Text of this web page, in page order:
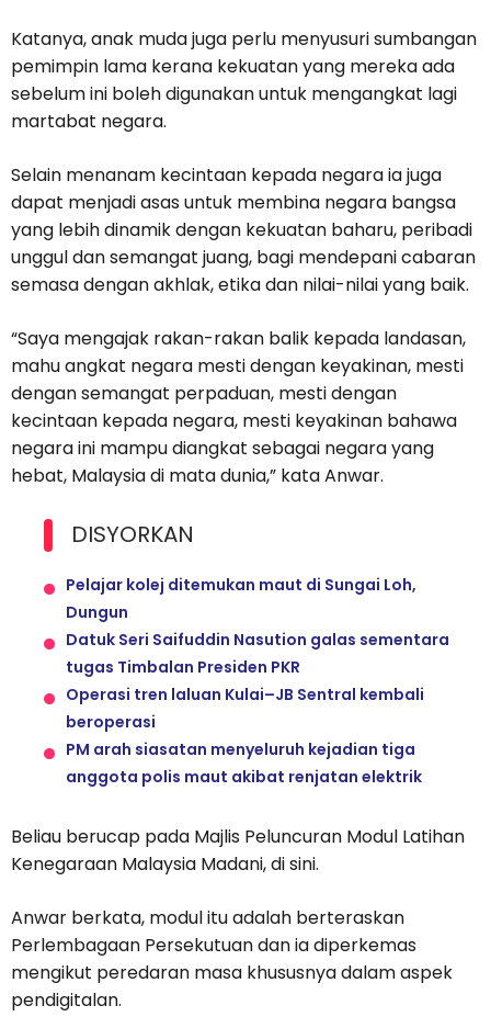
Katanya, anak muda juga perlu menyusuri sumbangan
pemimpin lama kerana kekuatan yang mereka ada
sebelum ini boleh digunakan untuk mengangkat lagi
martabat negara.
Selain menanam kecintaan kepada negara ia juga
dapat menjadi asas untuk membina negara bangsa
yang lebih dinamik dengan kekuatan baharu, peribadi
unggul dan semangat juang, bagi mendepani cabaran
semasa dengan akhlak, etika dan nilai-nilai yang baik.
“Saya mengajak rakan-rakan balik kepada landasan,
mahu angkat negara mesti dengan keyakinan, mesti
dengan semangat perpaduan, mesti dengan
kecintaan kepada negara, mesti keyakinan bahawa
negara ini mampu diangkat sebagai negara yang
hebat, Malaysia di mata dunia,” kata Anwar.
DISYORKAN
Pelajar kolej ditemukan maut di Sungai Loh,
Dungun
Datuk Seri Saifuddin Nasution galas sementara
tugas Timbalan Presiden PKR
Operasi tren laluan Kulai–JB Sentral kembali
beroperasi
PM arah siasatan menyeluruh kejadian tiga
anggota polis maut akibat renjatan elektrik
Beliau berucap pada Majlis Peluncuran Modul Latihan
Kenegaraan Malaysia Madani, di sini.
Anwar berkata, modul itu adalah berteraskan
Perlembagaan Persekutuan dan ia diperkemas
mengikut peredaran masa khususnya dalam aspek
pendigitalan.